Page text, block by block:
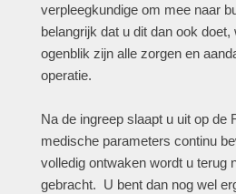
verpleegkundige om mee naar
belangrijk dat u dit dan ook doet,
ogenblik zijn alle zorgen en
operatie.
Na de ingreep slaapt u uit op de
medische parameters continu
volledig ontwaken wordt u terug
gebracht. U bent dan nog wel